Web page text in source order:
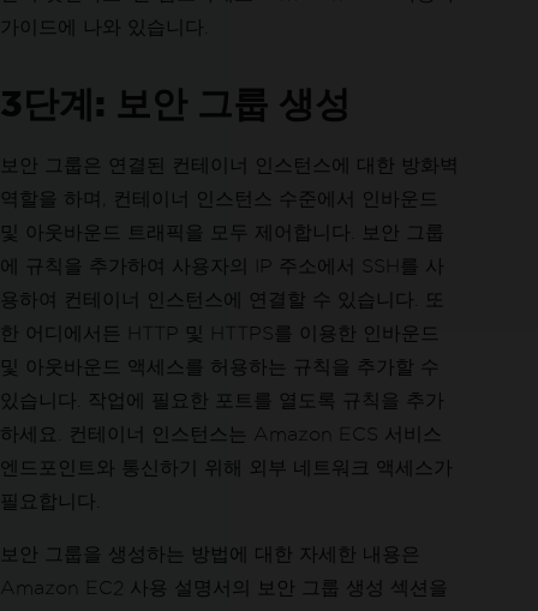
가이드에 나와 있습니다.
3단계: 보안 그룹 생성
보안 그룹은 연결된 컨테이너 인스턴스에 대한 방화벽
역할을 하며, 컨테이너 인스턴스 수준에서 인바운드
및 아웃바운드 트래픽을 모두 제어합니다. 보안 그룹
에 규칙을 추가하여 사용자의 IP 주소에서 SSH를 사
용하여 컨테이너 인스턴스에 연결할 수 있습니다. 또
한 어디에서든 HTTP 및 HTTPS를 이용한 인바운드
및 아웃바운드 액세스를 허용하는 규칙을 추가할 수
있습니다. 작업에 필요한 포트를 열도록 규칙을 추가
하세요. 컨테이너 인스턴스는 Amazon ECS 서비스
엔드포인트와 통신하기 위해 외부 네트워크 액세스가
필요합니다.
보안 그룹을 생성하는 방법에 대한 자세한 내용은
Amazon EC2 사용 설명서의 보안 그룹 생성 섹션을